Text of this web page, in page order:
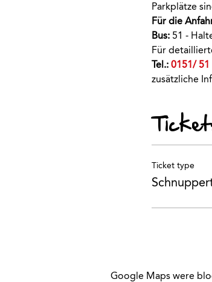
Parkplätze
Für die
Bus: 51 -
Für
Tel.: 0151/ 51
zusätzliche
Ticket type
Google Maps were